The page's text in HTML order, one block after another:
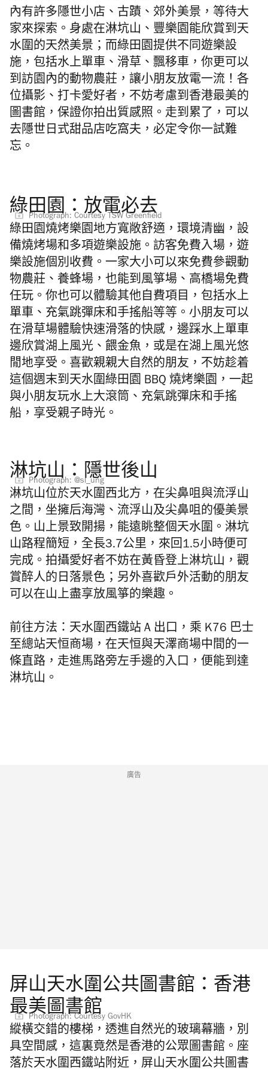
內有許多隱世小店、古蹟、郊外美景，等待大
家來探索。身處在淋坑山、豐樂園能欣賞到天
水圍的天然美景；而綠田園提供不同遊樂設
施，包括水上單車、滑草、飄移車，你更可以
到訪園內的動物農莊，讓小朋友放電一流！各
位攝影、打卡愛好者，不妨考慮到香港最美的
圖書館，保證你拍出質感照。走到累了，可以
去隱世日式甜品店吃窩夫，必定令你一試難
忘。
綠田園：放電必去
Photograph: Courtesy TSW Greenfield
綠田園燒烤樂園地方寬敞舒適，環境清幽，設
備燒烤場和多項遊樂設施。訪客免費入場，遊
樂設施個別收費。一家大小可以來免費參觀動
物農莊、養蜂場，也能到風箏場、高橋場免費
任玩。你也可以體驗其他自費項目，包括水上
單車、充氣跳彈床和手搖船等等。小朋友可以
在滑草場體驗快速滑落的快感，邊踩水上單車
邊欣賞湖上風光、餵金魚，或是在​​湖上風光悠
閒地享受。喜歡親親大自然的朋友，不妨趁着
這個週末到天水圍綠田園 BBQ 燒烤樂園，一起
與小朋友玩水上大滾筒、充氣跳彈床和手搖
船，享受親子時光。
淋坑山：隱世後山
Photograph: @sl_ung
淋坑山位於天水圍西北方，在尖鼻咀與流浮山
之間，坐擁后海灣、流浮山及尖鼻咀的優美景
色。山上景致開揚，能遠眺整個天水圍。淋坑
山路程簡短，全長3.7公里，來回1.5小時便可
完成。拍攝愛好者不妨在黃昏登上淋坑山，觀
賞醉人的日落景色；另外喜歡戶外活動的朋友
可以在山上盡享放風箏的樂趣。
前往方法：天水圍西鐵站 A 出口，乘 K76 巴士
至總站天恒商場，在天恒與天澤商場中間的一
條直路，走進馬路旁左手邊的入口，便能到達
淋坑山。
廣告
屏山天水圍公共圖書館：香港
最美圖書館
Photograph: Courtesy GovHK
縱橫交錯的樓梯，透進自然光的玻璃幕牆，別
具空間感，這裏竟然是香港的公眾圖書館。座
落於天水圍西鐵站附近，屏山天水圍公共圖書